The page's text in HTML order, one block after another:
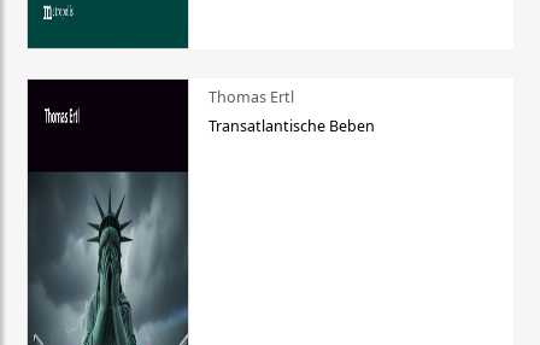
Thomas Ertl
Transatlantische Beben